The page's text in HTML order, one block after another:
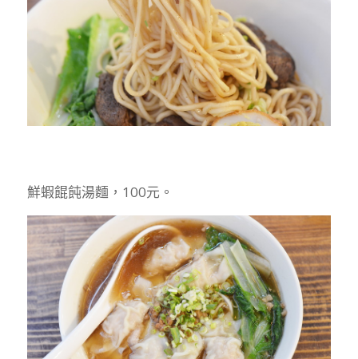
鮮蝦餛飩湯麵，100元。